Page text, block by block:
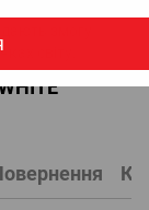
світу.